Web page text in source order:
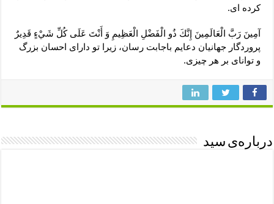
كرده ‏اى.
آمِينَ رَبَّ الْعَالَمِينَ إِنَّكَ ذُو الْفَضْلِ الْعَظِيمِ وَ أَنْتَ عَلَى كُلِّ شَيْ‏ءٍ قَدِيرٌ
پروردگار جهانيان دعايم باجابت رسان، زيرا تو داراى احسان بزرگ
و تواناى بر هر چيزى.
درباره‌ی سید